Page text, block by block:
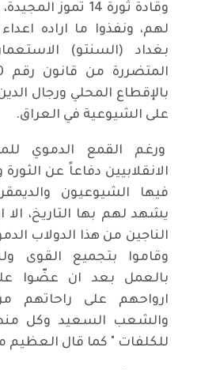
وقادة ثورة 14 تموز
لهم، ونفذوا ما اراده
بغداد (السنتو)
بالإقطاع المحلي ورجال
على الشيوعية في العراق.
ورغم القمع الدموي
الانقلابيين دفاعاً عن
فيها الشيوعيون
يشهد لهم بها التاريخ،
الناجين من هذا الدولاب
وقاموا بتجميع القوى
بالعمل بعد ان عضّوا
ارواحهم على راحاتهم
والشعب السعيد وكل
للكلفات " كما قال العظيم